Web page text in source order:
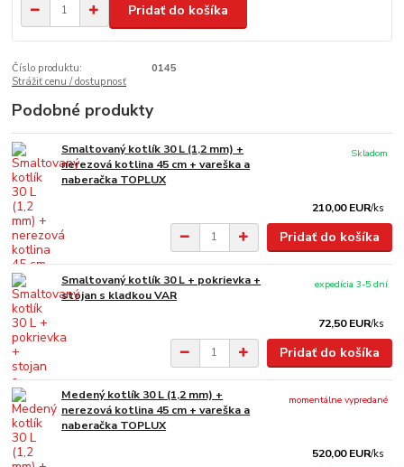
Pridať do košíka
Číslo produktu:
0145
Strážiť cenu / dostupnosť
Podobné produkty
Smaltovaný kotlík 30 L (1,2 mm) +
nerezová kotlina 45 cm + vareška a
naberačka TOPLUX
210,00 EUR/ks
Skladom
Pridať do košíka
Smaltovaný kotlík 30 L + pokrievka +
stojan s kladkou VAR
72,50 EUR/ks
expedícia 3-5 dní
Pridať do košíka
Medený kotlík 30 L (1,2 mm) +
nerezová kotlina 45 cm + vareška a
naberačka TOPLUX
520,00 EUR/ks
momentálne vypredané